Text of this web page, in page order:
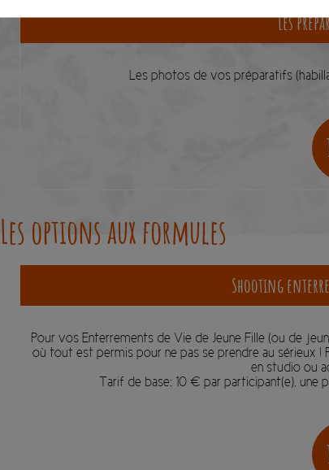
Les
Les photos de vos préparatifs
Les options aux formules
Shooting
Pour vos Enterrements de Vie de Jeune Fille (ou de
où tout est permis pour ne pas se prendre au sérieux !
en studio ou
Tarif de base: 10 € par participant(e),